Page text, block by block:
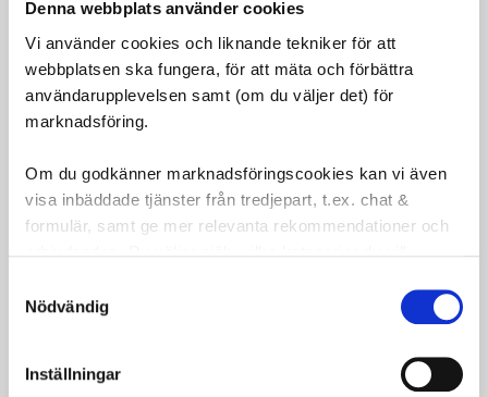
Denna webbplats använder cookies
Vi använder cookies och liknande tekniker för att
webbplatsen ska fungera, för att mäta och förbättra
användarupplevelsen samt (om du väljer det) för
marknadsföring.
Om du godkänner marknadsföringscookies kan vi även
visa inbäddade tjänster från tredjepart, t.ex. chat &
formulär, samt ge mer relevanta rekommendationer och
Nödvändig
Inställningar
elcykelbatterier
Laddningstid:
50 % till 80 % på 1 timme
Tomt till 80 % på 2,5 timmar
Full laddning på 4,5 timmar
Laddningsmetod:Ladda direkt via elcykeln
utan att ta ut batteriet
Vikt:Lätt och kompakt design